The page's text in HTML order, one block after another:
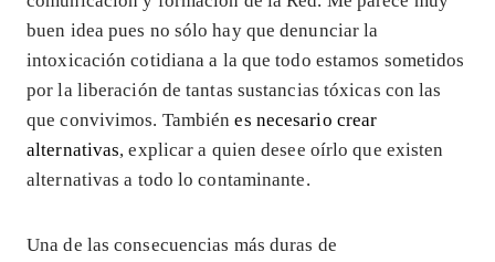
buen idea pues no sólo hay que denunciar la
intoxicación cotidiana a la que todo estamos sometidos
por la liberación de tantas sustancias tóxicas con las
que convivimos. Tambiénes necesario crear
alternativas, explicar a quien desee oírlo que existen
alternativas a todo lo contaminante.
Una de las consecuencias más duras de